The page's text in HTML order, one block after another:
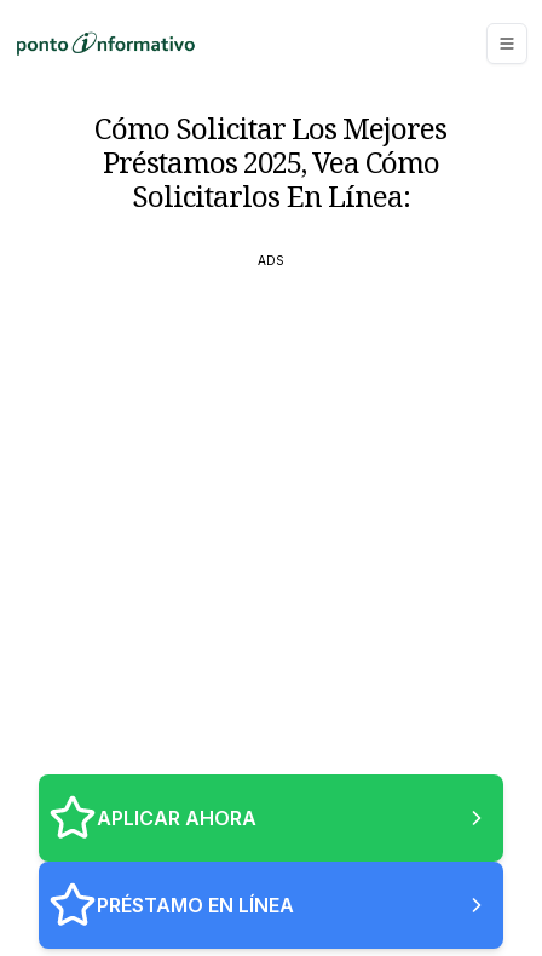
Cómo Solicitar Los Mejores
Préstamos 2025, Vea Cómo
Solicitarlos En Línea:
ADS
APLICAR AHORA
PRÉSTAMO EN LÍNEA